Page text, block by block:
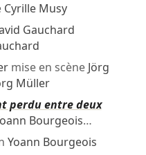
Cyrille Musy
Gauchard
mise en scène Jörg
Müller
perdu entre deux
Bourgeois…
Yoann Bourgeois